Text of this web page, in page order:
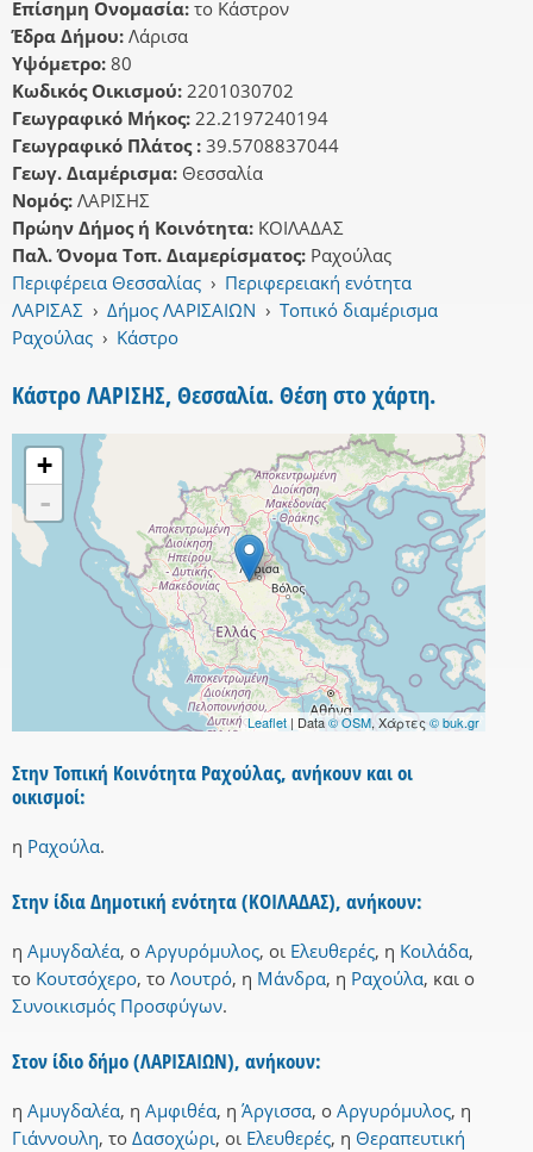
Επίσημη Ονομασία: το Κάστρον
Έδρα Δήμου: Λάρισα
Υψόμετρο: 80
Κωδικός Οικισμού: 2201030702
Γεωγραφικό Μήκος: 22.2197240194
Γεωγραφικό Πλάτος : 39.5708837044
Γεωγ. Διαμέρισμα: Θεσσαλία
Νομός: ΛΑΡΙΣΗΣ
Πρώην Δήμος ή Κοινότητα: ΚΟΙΛΑΔΑΣ
Παλ. Όνομα Τοπ. Διαμερίσματος: Ραχούλας
Περιφέρεια Θεσσαλίας › Περιφερειακή ενότητα
ΛΑΡΙΣΑΣ › Δήμος ΛΑΡΙΣΑΙΩΝ › Τοπικό διαμέρισμα
Ραχούλας › Κάστρο
Κάστρο ΛΑΡΙΣΗΣ, Θεσσαλία. Θέση στο χάρτη.
+
-
Leaflet | Data© OSM, Χάρτες© buk.gr
Στην Τοπική Κοινότητα Ραχούλας, ανήκουν και οι
οικισμοί:
η Ραχούλα.
Στην ίδια Δημοτική ενότητα (ΚΟΙΛΑΔΑΣ), ανήκουν:
η Αμυγδαλέα, ο Αργυρόμυλος, οι Ελευθερές, η Κοιλάδα,
το Κουτσόχερο, το Λουτρό, η Μάνδρα, η Ραχούλα, και ο
Συνοικισμός Προσφύγων.
Στον ίδιο δήμο (ΛΑΡΙΣΑΙΩΝ), ανήκουν:
η Αμυγδαλέα, η Αμφιθέα, η Άργισσα, ο Αργυρόμυλος, η
Γιάννουλη, το Δασοχώρι, οι Ελευθερές, η Θεραπευτική